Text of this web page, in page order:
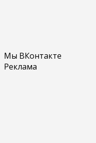
Мы ВКонтакте
Реклама